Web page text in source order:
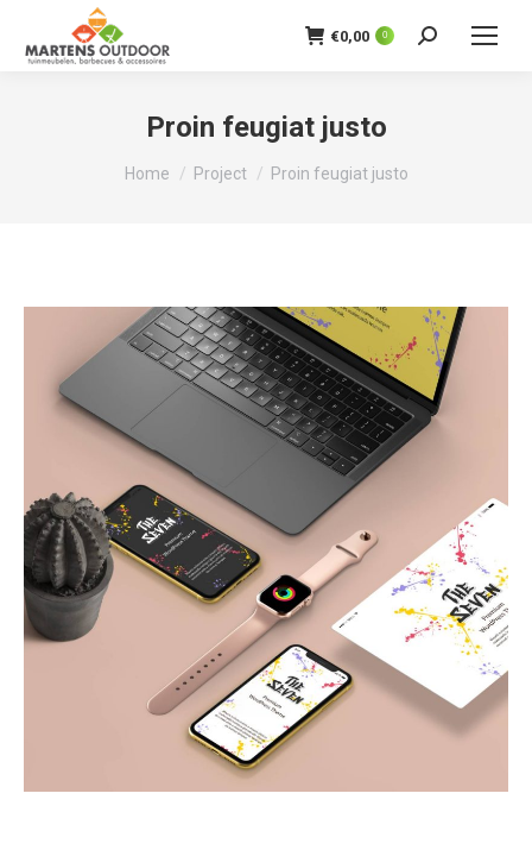
€0,00 0 Zoeken:
Proin feugiat justo
Je bent hier:
Home Project Proin feugiat justo